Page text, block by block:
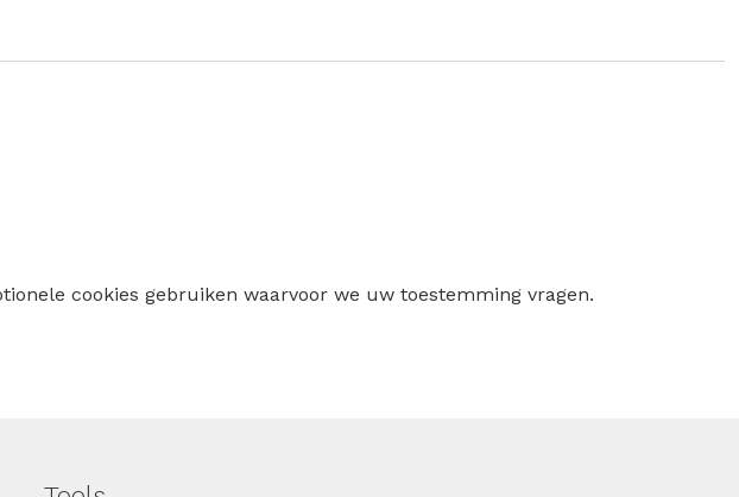
cookies gebruiken waarvoor we uw toestemming vragen.